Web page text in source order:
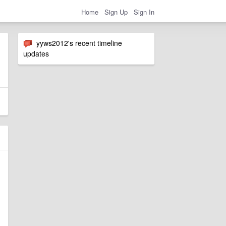
Home Sign Up Sign In
yyws2012's recent timeline
updates